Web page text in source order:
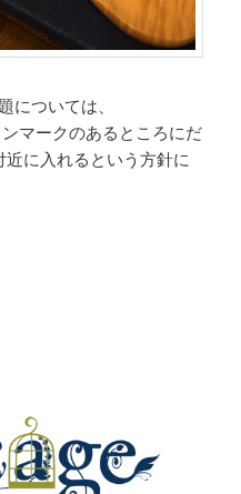
については、
マークのあるところにだ
に入れるという方針に